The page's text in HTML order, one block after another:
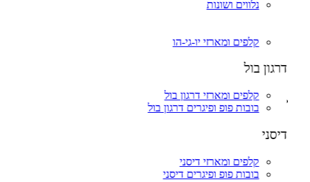
קלפים ומארזי יו-גי-הו
דרגון בול
קלפים ומארזי דרגון בול
בובות פופ ופיגרים דרגון בול
דיסני
קלפים ומארזי דיסני
בובות פופ ופיגרים דיסני
נלווים ושונות
Riftbound: League of Legends
בוסטר בוקס / דיספליים – Booster Box’s
בוסטרים מארזים וקלפי אספנות וואן פיס.
מגנים אקרילים, פרוטקטורים וסליבים
בובות פופ ופיגרים – Funko Pop & Figures
כל הפיגרים שלנו – ALL FIGURES
אנימה – ANIME (לחץ כאן לצפיית כל המוצרים)
דרגון בול – Dragon Ball Z